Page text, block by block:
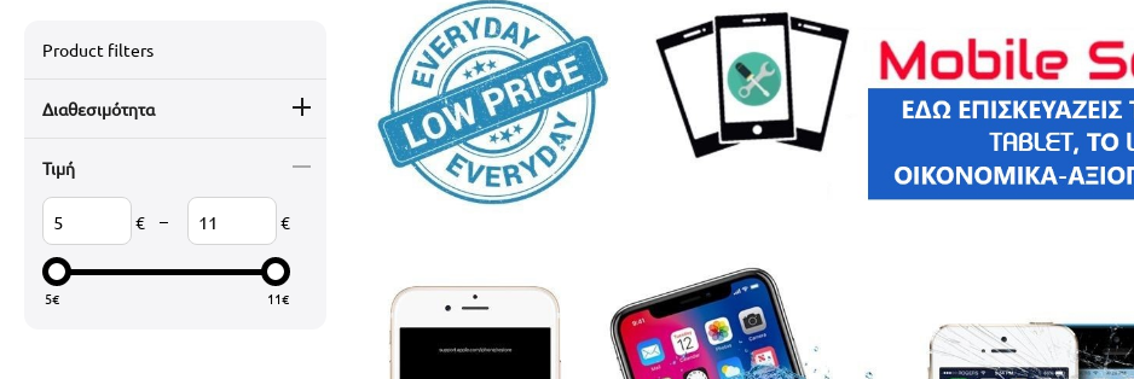
Product filters
Διαθεσιμότητα
Τιμή
€ – €
5€ 11€